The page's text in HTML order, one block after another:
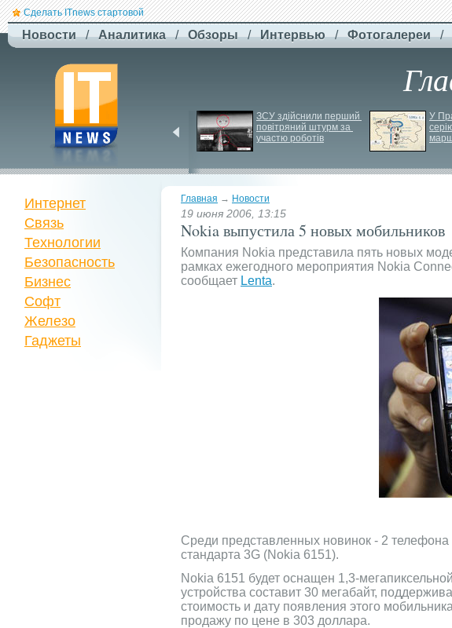
Сделать ITnews стартовой
Новости / Аналитика / Обзоры / Интервью / Фотогалереи /
знищив ключовий
склад Intertop Ukraine
ЗСУ здійснили перший
повітряний штурм за
участю роботів
У
Главная → Новости
19 июня 2006, 13:15
Nokia выпустила 5 новых мобильников
Компания Nokia представила пять новых
рамках ежегодного мероприятия Nokia
сообщает Lenta.
Среди представленных новинок - 2
стандарта 3G (Nokia 6151).
Nokia 6151 будет оснащен 1,3-
устройства составит 30 мегабайт,
стоимость и дату появления этого
продажу по цене в 303 доллара.
Интернет
Связь
Технологии
Безопасность
Бизнес
Софт
Железо
Гаджеты